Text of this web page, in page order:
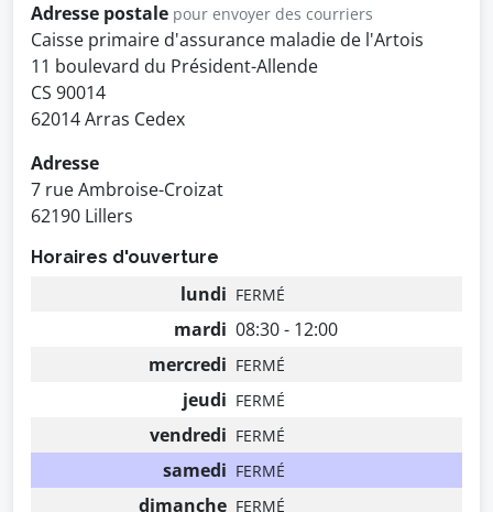
Adresse postale pour envoyer des courriers
Caisse primaire d'assurance maladie de l'Artois
11 boulevard du Président-Allende
CS 90014
62014 Arras Cedex
Adresse
7 rue Ambroise-Croizat
62190 Lillers
Horaires d'ouverture
lundi FERMÉ
mardi 08:30 - 12:00
mercredi FERMÉ
jeudi FERMÉ
vendredi FERMÉ
samedi FERMÉ
dimanche FERMÉ